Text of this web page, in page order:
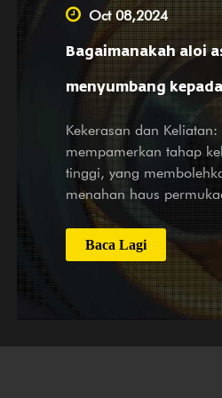
Oct 08,2024
Bagaimanakah aloi
menyumbang
haus yang
sistem mekanikal?
Kekerasan dan
mempamerkan tahap
tinggi, yang
menahan haus
Baca Lagi